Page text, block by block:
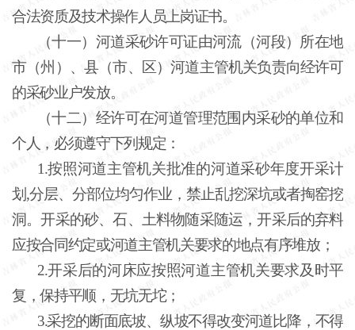
合法资质及技术操作人员上岗证书。
（十一）河道采砂许可证由河流（河段）所在地
市（州）、县（市、区）河道主管机关负责向经许可
的采砂业户发放。
（十二）经许可在河道管理范围内采砂的单位和
个人，必须遵守下列规定：
1.按照河道主管机关批准的河道采砂年度开采计
划,分层、分部位均匀作业，禁止乱挖深坑或者掏窑挖
洞。开采的砂、石、土料物随采随运，开采后的弃料
应按合同约定或河道主管机关要求的地点有序堆放；
2.开采后的河床应按照河道主管机关要求及时平
复，保持平顺，无坑无坨；
3.采挖的断面底坡、纵坡不得改变河道比降，不得